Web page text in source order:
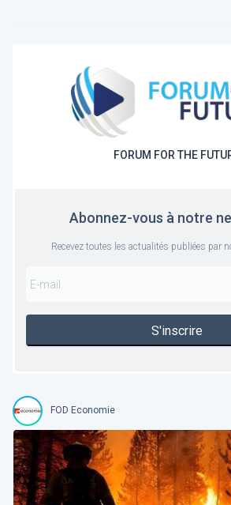
FORUM FOR THE
Abonnez-vous à notre
Recevez toutes les actualités publiées par
S'inscrire
FOD Economie